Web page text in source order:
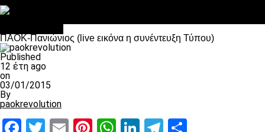
ΠΑΟΚ-Πανιώνιος (live εικόνα η συνέντευξη Τύπου)
Published
12 έτη ago
on
03/01/2015
By
paokrevolution